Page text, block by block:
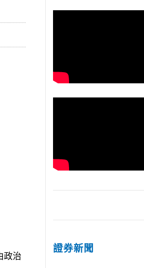
政治
證券新聞